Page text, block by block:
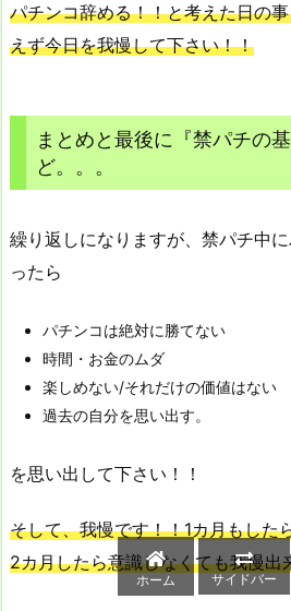
パチンコ辞める！！と考えた日の
えず今日を我慢して下さい！！
まとめと最後に『禁パチの
ど。。。
繰り返しになりますが、禁パチ中
ったら
パチンコは絶対に勝てない
時間・お金のムダ
楽しめない/それだけの価値はない
過去の自分を思い出す。
を思い出して下さい！！
そして、我慢です！！1カ月もした
2カ月したら意識しなくても我慢出
ホーム サイドバー